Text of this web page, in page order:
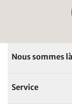
Nous sommes
Service